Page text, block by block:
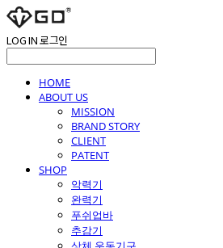
LOG IN로그인
HOME
ABOUT US
MISSION
BRAND STORY
CLIENT
PATENT
SHOP
악력기
완력기
푸쉬업바
추감기